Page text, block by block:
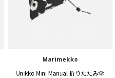
Marimekko
Unikko Mini Manual 折りたたみ傘